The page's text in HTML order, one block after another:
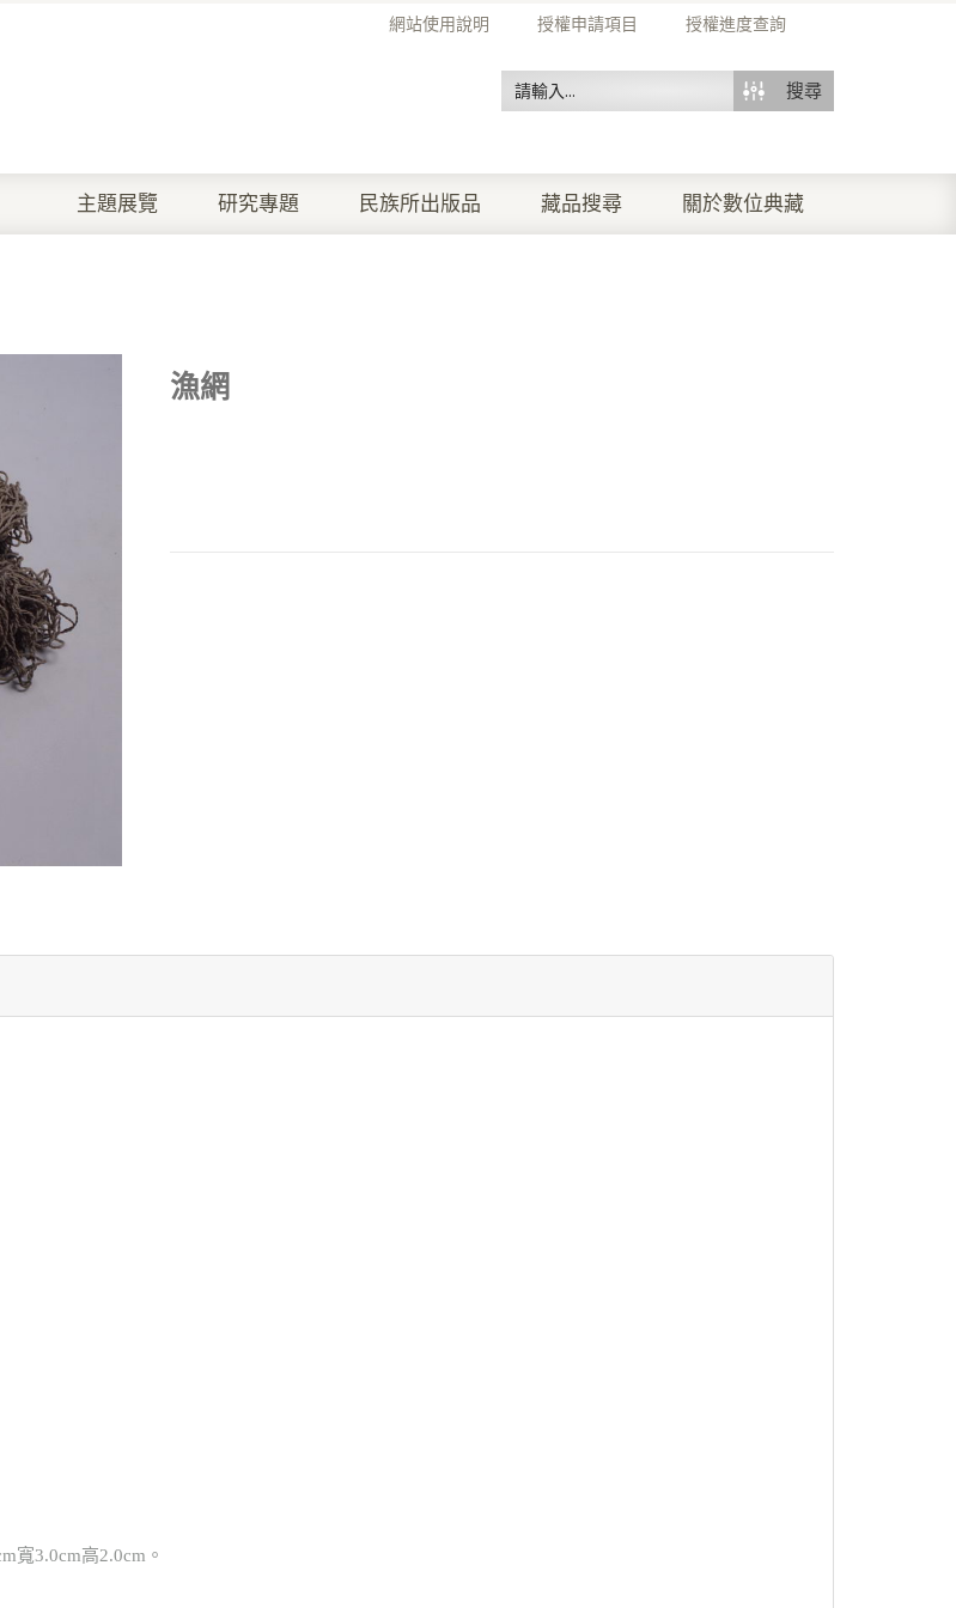
網站使用說明 授權申請項目 授權進度查詢
搜尋
主題展覽 研究專題 民族所出版品 藏品搜尋 關於數位典藏
漁網
寬3.0cm高2.0cm。